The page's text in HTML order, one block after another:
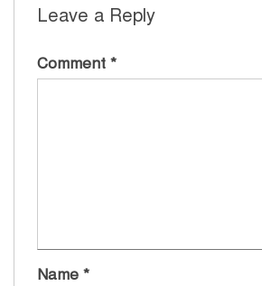
Leave a Reply
Comment *
Name *